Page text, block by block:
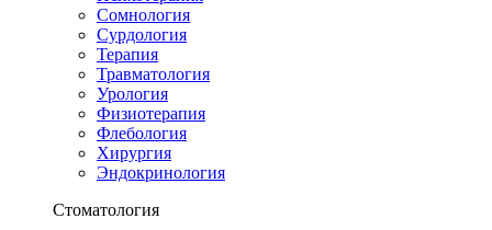
Сомнология
Сурдология
Терапия
Травматология
Урология
Физиотерапия
Флебология
Хирургия
Эндокринология
Стоматология